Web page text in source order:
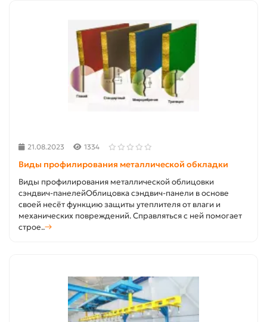
21.08.2023 1334
Виды профилирования металлической обкладки
Виды профилирования металлической облицовки
сэндвич-панелейОблицовка сэндвич-панели в основе
своей несёт функцию защиты утеплителя от влаги и
механических повреждений. Справляться с ней помогает
строе..→